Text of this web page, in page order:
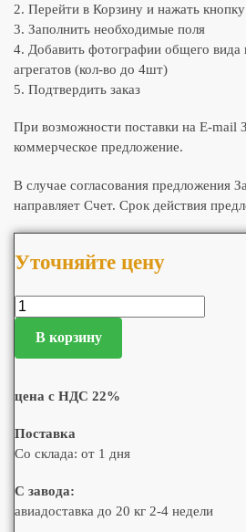
2. Перейти в Корзину и нажать
3. Заполнить необходимые поля
4. Добавить фотографии общего вида
агрегатов (кол-во до 4шт)
5. Подтвердить заказ
При возможности поставки на E-mail
коммерческое предложение.
В случае согласования предложения
направляет Счет. Срок действия
Уточняйте цену
В корзину
цена с НДС 22%
Поставка
Со склада: от 1 дня
С завода:
авиадоставка до 20 кг 2-4 недели